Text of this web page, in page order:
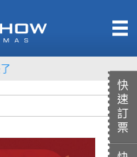
快
速
訂
票
售中